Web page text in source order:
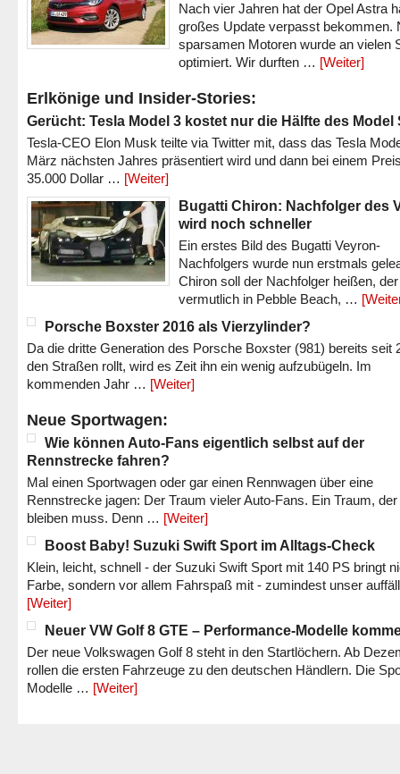
Nach vier Jahren hat der Opel Astra
großes Update verpasst bekommen.
sparsamen Motoren wurde an vielen
optimiert. Wir durften … [Weiter]
Erlkönige und Insider-Stories:
Gerücht: Tesla Model 3 kostet nur die Hälfte des Model
Tesla-CEO Elon Musk teilte via Twitter mit, dass das Tesla
März nächsten Jahres präsentiert wird und dann bei einem
35.000 Dollar … [Weiter]
Bugatti Chiron: Nachfolger des
wird noch schneller
Ein erstes Bild des Bugatti Veyron-
Nachfolgers wurde nun erstmals
Chiron soll der Nachfolger heißen, der
vermutlich in Pebble Beach, …
Porsche Boxster 2016 als Vierzylinder?
Da die dritte Generation des Porsche Boxster (981) bereits seit
den Straßen rollt, wird es Zeit ihn ein wenig aufzubügeln. Im
kommenden Jahr … [Weiter]
Neue Sportwagen:
Wie können Auto-Fans eigentlich selbst auf der
Rennstrecke fahren?
Mal einen Sportwagen oder gar einen Rennwagen über eine
Rennstrecke jagen: Der Traum vieler Auto-Fans. Ein Traum,
bleiben muss. Denn … [Weiter]
Boost Baby! Suzuki Swift Sport im Alltags-Check
Klein, leicht, schnell - der Suzuki Swift Sport mit 140 PS bringt
Farbe, sondern vor allem Fahrspaß mit - zumindest unser
[Weiter]
Neuer VW Golf 8 GTE – Performance-Modelle
Der neue Volkswagen Golf 8 steht in den Startlöchern. Ab
rollen die ersten Fahrzeuge zu den deutschen Händlern. Die
Modelle … [Weiter]